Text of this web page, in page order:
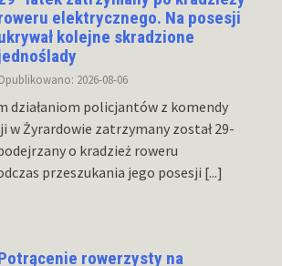
elektrycznego. Na posesji
kolejne skradzione
2026-08-06
działaniom policjantów z komendy
w Żyrardowie zatrzymany został 29-
o kradzież roweru
przeszukania jego posesji [...]
rowerzysty na